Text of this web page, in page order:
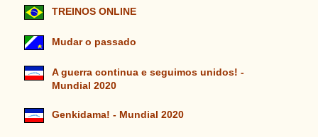
TREINOS ONLINE
Mudar o passado
A guerra continua e seguimos unidos! -
Mundial 2020
Genkidama! - Mundial 2020